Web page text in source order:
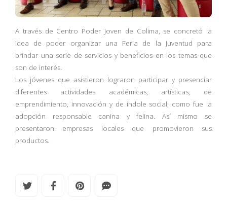
A través de Centro Poder Joven de Colima, se concretó la
idea de poder organizar una Feria de la Juventud para
brindar una serie de servicios y beneficios en los temas que
son de interés.
Los jóvenes que asistieron lograron participar y presenciar
diferentes actividades académicas, artísticas, de
emprendimiento, innovación y de índole social, como fue la
adopción responsable canina y felina. Así mismo se
presentaron empresas locales que promovieron sus
productos.